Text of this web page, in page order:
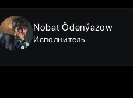
Nobat Ödenýazow
Исполнитель